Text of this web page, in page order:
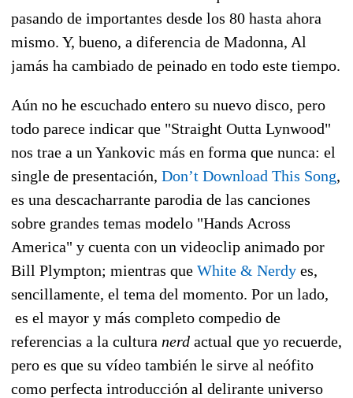
pasando de importantes desde los 80 hasta ahora
mismo. Y, bueno, a diferencia de Madonna, Al
jamás ha cambiado de peinado en todo este tiempo.
Aún no he escuchado entero su nuevo disco, pero
todo parece indicar que "Straight Outta Lynwood"
nos trae a un Yankovic más en forma que nunca: el
single de presentación, Don’t Download This Song,
es una descacharrante parodia de las canciones
sobre grandes temas modelo "Hands Across
America" y cuenta con un videoclip animado por
Bill Plympton; mientras que White & Nerdy es,
sencillamente, el tema del momento. Por un lado,
es el mayor y más completo compedio de
referencias a la cultura nerd actual que yo recuerde,
pero es que su vídeo también le sirve al neófito
como perfecta introducción al delirante universo